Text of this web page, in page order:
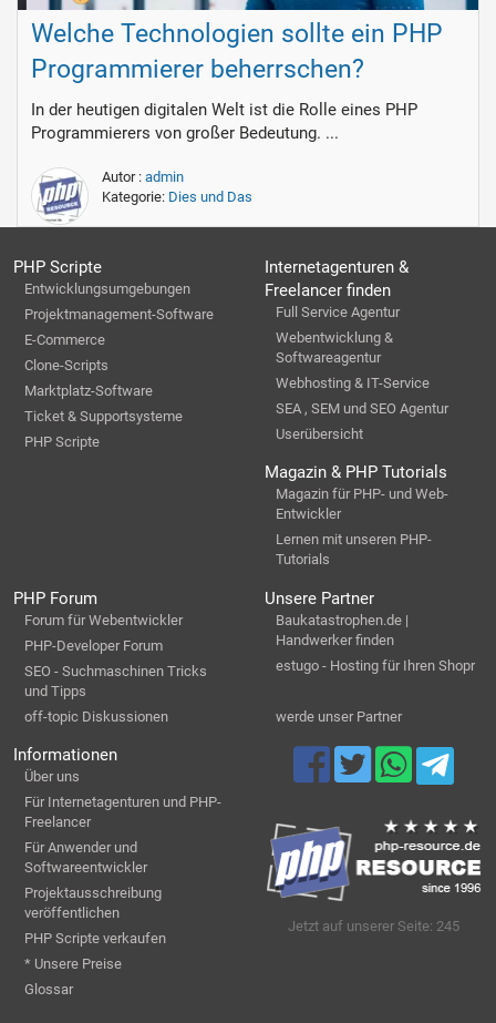
Welche Technologien sollte ein PHP
Programmierer beherrschen?
In der heutigen digitalen Welt ist die Rolle eines PHP
Programmierers von großer Bedeutung. ...
Autor : admin
Kategorie: Dies und Das
PHP Scripte
Entwicklungsumgebungen
Projektmanagement-Software
E-Commerce
Clone-Scripts
Marktplatz-Software
Ticket & Supportsysteme
PHP Scripte
Internetagenturen &
Freelancer finden
Full Service Agentur
Webentwicklung &
Softwareagentur
Webhosting & IT-Service
SEA , SEM und SEO Agentur
Userübersicht
Magazin & PHP Tutorials
Magazin für PHP- und Web-
Entwickler
Lernen mit unseren PHP-
Tutorials
PHP Forum
Forum für Webentwickler
PHP-Developer Forum
SEO - Suchmaschinen Tricks
und Tipps
off-topic Diskussionen
Unsere Partner
Baukatastrophen.de |
Handwerker finden
estugo - Hosting für Ihren Shopr
werde unser Partner
Informationen
Über uns
Für Internetagenturen und PHP-
Freelancer
Für Anwender und
Softwareentwickler
Projektausschreibung
veröffentlichen
PHP Scripte verkaufen
* Unsere Preise
Glossar
Jetzt auf unserer Seite: 245